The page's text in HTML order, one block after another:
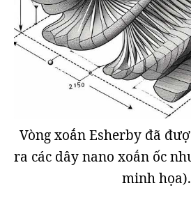
Vòng xoắn Esherby đã
ra các dây nano xoắn ốc
minh họa).